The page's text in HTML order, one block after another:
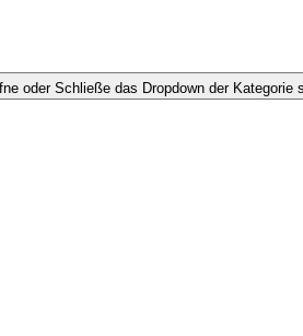
oder Schließe das Dropdown der Kategorie